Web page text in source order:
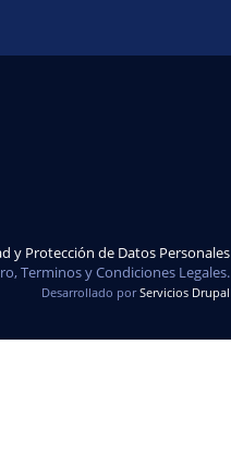
y Protección de Datos Personales
Terminos y Condiciones Legales.
Desarrollado porServicios Drupal